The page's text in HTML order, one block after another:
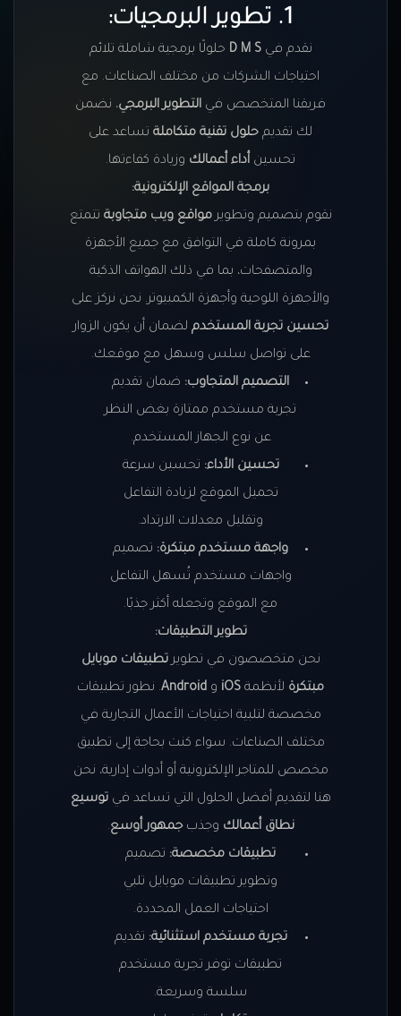
1. تطوير البرمجيات:
نقدم فيD M S حلولًا برمجية شاملة تلائم
احتياجات الشركات من مختلف الصناعات. مع
فريقنا المتخصص في التطوير البرمجي، نضمن
لك تقديم حلول تقنية متكاملة تساعد على
تحسين أداء أعمالك وزيادة كفاءتها.
برمجة المواقع الإلكترونية:
نقوم بتصميم وتطويرمواقع ويب متجاوبة تتمتع
بمرونة كاملة في التوافق مع جميع الأجهزة
والمتصفحات، بما في ذلك الهواتف الذكية
والأجهزة اللوحية وأجهزة الكمبيوتر. نحن نركز على
تحسين تجربة المستخدم لضمان أن يكون الزوار
على تواصل سلس وسهل مع موقعك.
التصميم المتجاوب: ضمان تقديم
تجربة مستخدم ممتازة بغض النظر
عن نوع الجهاز المستخدم.
تحسين الأداء: تحسين سرعة
تحميل الموقع لزيادة التفاعل
وتقليل معدلات الارتداد.
واجهة مستخدم مبتكرة: تصميم
واجهات مستخدم تُسهل التفاعل
مع الموقع وتجعله أكثر جذبًا.
تطوير التطبيقات:
نحن متخصصون في تطويرتطبيقات موبايل
مبتكرة لأنظمة iOS و Android. نطور تطبيقات
مخصصة لتلبية احتياجات الأعمال التجارية في
مختلف الصناعات. سواء كنت بحاجة إلى تطبيق
مخصص للمتاجر الإلكترونية أو أدوات إدارية، نحن
هنا لتقديم أفضل الحلول التي تساعد فيتوسيع
نطاق أعمالك وجذبجمهور أوسع.
تطبيقات مخصصة: تصميم
وتطوير تطبيقات موبايل تلبي
احتياجات العمل المحددة.
تجربة مستخدم استثنائية: تقديم
تطبيقات توفر تجربة مستخدم
سلسة وسريعة.